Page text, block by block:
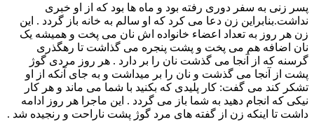
پسر زنی به سفر دوری رفته بود و ماه ها بود که از او خبری
نداشت.بنابراین زن دعا می کرد که او سالم به خانه باز گردد . این
زن هر روز به تعداد اعضاء خانواده اش نان می پخت و همیشه یک
نان اضافه هم می پخت و پشت پنجره می گذاشت تا رهگذری
گرسنه که از آنجا می گذشت نان را بر دارد . هر روز مردی گوژ
پشت از آنجا می گذشت و نان را بر میداشت و به جای آنکه از او
تشکر کند می گفت: کار پلیدی که بکنید با شما می ماند و هر کار
نیکی که انجام دهید به شما باز می گردد . این ماجرا هر روز ادامه
داشت تا اینکه زن از گفته های مرد گوژ پشت ناراحت و رنجیده شد .